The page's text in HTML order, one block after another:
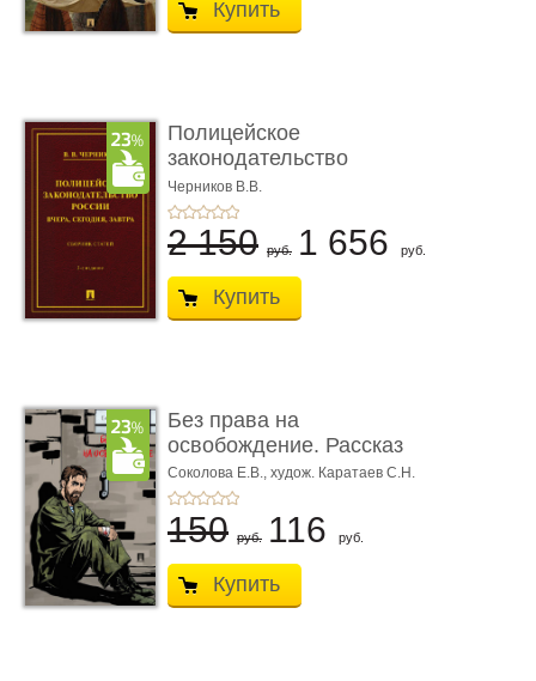
Купить
Полицейское
законодательство
России: вчера, с� ...
Черников В.В.
2 150 руб. 1 656 руб.
Купить
Без права на
освобождение. Рассказ
Соколова Е.В., худож. Каратаев С.Н.
150 руб. 116 руб.
Купить